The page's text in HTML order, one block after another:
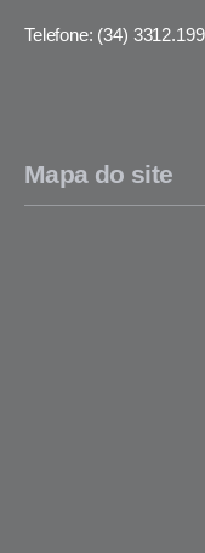
Telefone: (34)
Mapa do site